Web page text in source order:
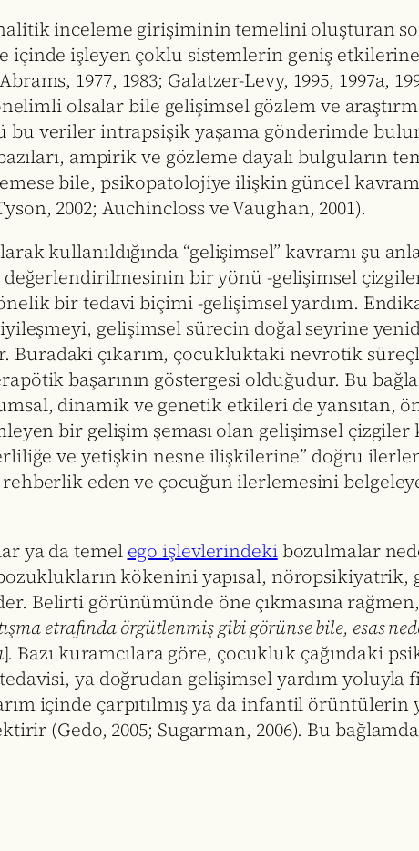
inceleme girişiminin temelini oluşturan
işleyen çoklu sistemlerin geniş
1977, 1983; Galatzer-Levy, 1995, 1997a,
olsalar bile gelişimsel gözlem ve
veriler intrapsişik yaşama gönderimde
bazıları, ampirik ve gözleme dayalı
bile, psikopatolojiye ilişkin güncel
2002; Auchincloss ve Vaughan, 2001).
kullanıldığında “gelişimsel” kavramı şu
bir yönü -gelişimsel
bir tedavi biçimi -gelişimsel yardım.
gelişimsel sürecin doğal seyrine
Buradaki çıkarım, çocukluktaki nevrotik
başarının göstergesi olduğudur. Bu
dinamik ve genetik etkileri de yansıtan,
bir gelişim şeması olan gelişimsel çizgiler
ve yetişkin nesne ilişkilerine” doğru
eden ve çocuğun ilerlemesini
ya da temel ego işlevlerindekibozulmalar
kökenini yapısal,
Belirti görünümünde öne çıkmasına
etrafında örgütlenmiş gibi görünse bile, esas
]. Bazı kuramcılara göre, çocukluk çağındaki
ya doğrudan gelişimsel yardım
içinde çarpıtılmış ya da infantil örüntülerin
(Gedo, 2005; Sugarman, 2006). Bu